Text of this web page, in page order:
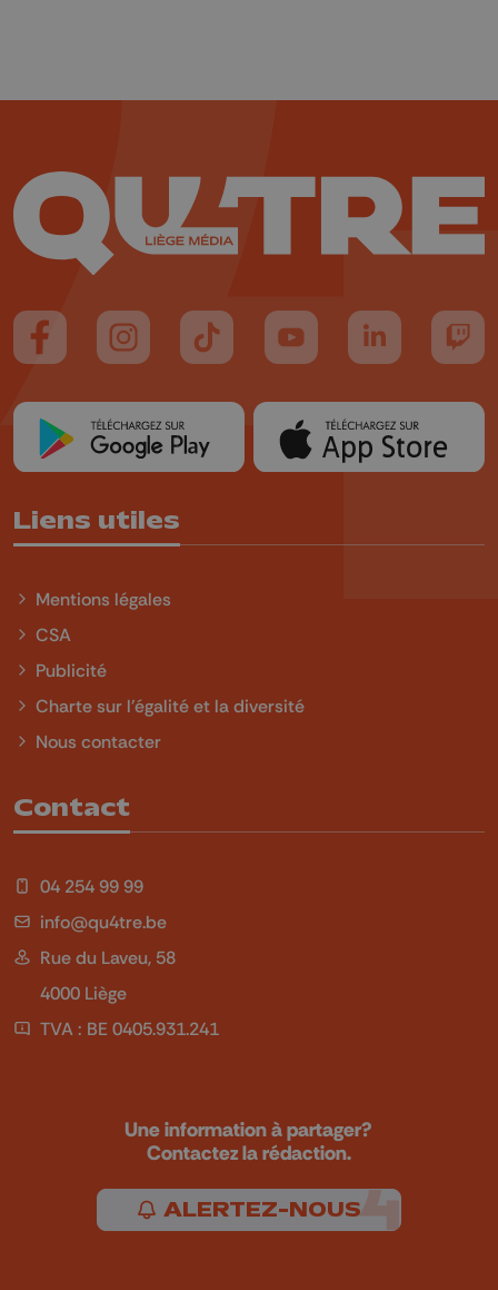
Suivez-nous sur FaceBook
Suivez-nous sur Instagram
Suivez-nous sur TikTok
Suivez-nous sur YouTube
Suivez-nous
Liens utiles
Mentions légales
CSA
Publicité
Charte sur l'égalité et la diversité
Nous contacter
Contact
04 254 99 99
info@qu4tre.be
Rue du Laveu, 58
4000 Liège
TVA : BE 0405.931.241
Une information à partager?
Contactez la rédaction.
ALERTEZ-NOUS